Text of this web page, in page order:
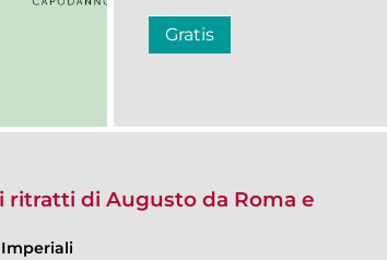
Gratis
di Augusto da Roma e